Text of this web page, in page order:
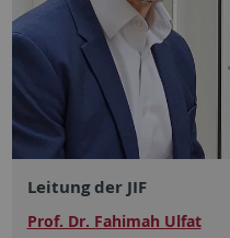
Leitung der JIF
Prof. Dr. Fahimah Ulfat